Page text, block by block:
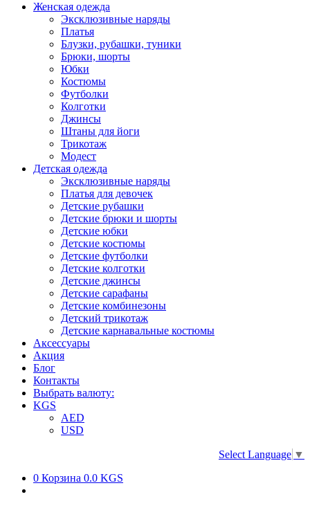
Женская одежда
Эксклюзивные наряды
Платья
Блузки, рубашки, туники
Брюки, шорты
Юбки
Костюмы
Футболки
Колготки
Джинсы
Штаны для йоги
Трикотаж
Модест
Детская одежда
Эксклюзивные наряды
Платья для девочек
Детские рубашки
Детские брюки и шорты
Детские юбки
Детские костюмы
Детские футболки
Детские колготки
Детские джинсы
Детские сарафаны
Детские комбинезоны
Детский трикотаж
Детские карнавальные костюмы
Аксессуары
Акция
Блог
Контакты
Выбрать валюту:
KGS
AED
USD
Select Language ▼
0 Корзина 0.0 KGS